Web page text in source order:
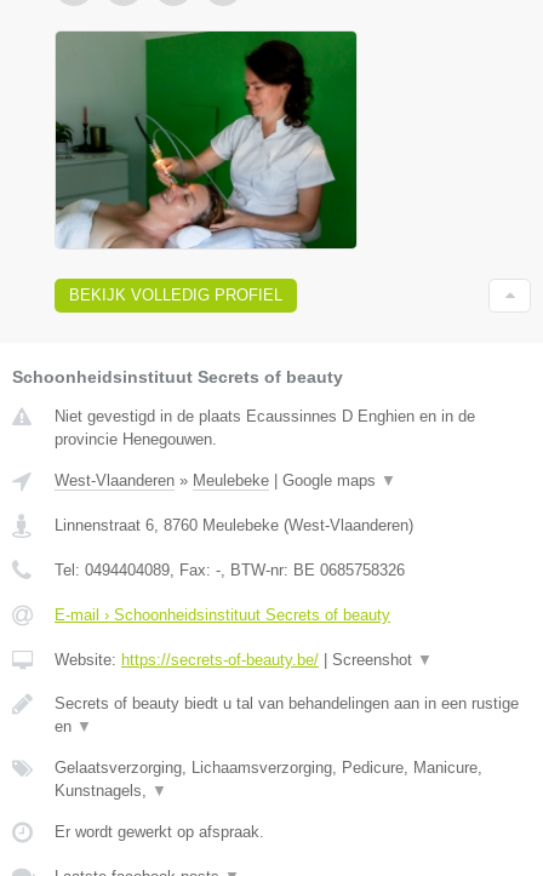
BEKIJK VOLLEDIG PROFIEL
Schoonheidsinstituut Secrets of beauty
Niet gevestigd in de plaats Ecaussinnes D Enghien en in de
provincie Henegouwen.
West-Vlaanderen » Meulebeke Google maps ▼
Linnenstraat 6, 8760 Meulebeke (West-Vlaanderen)
Tel: 0494404089, Fax: -, BTW-nr: BE 0685758326
E-mail › Schoonheidsinstituut Secrets of beauty
Website: https://secrets-of-beauty.be/ Screenshot ▼
Secrets of beauty biedt u tal van behandelingen aan in een rustige
en ▼
Gelaatsverzorging, Lichaamsverzorging, Pedicure, Manicure,
Kunstnagels, ▼
Er wordt gewerkt op afspraak.